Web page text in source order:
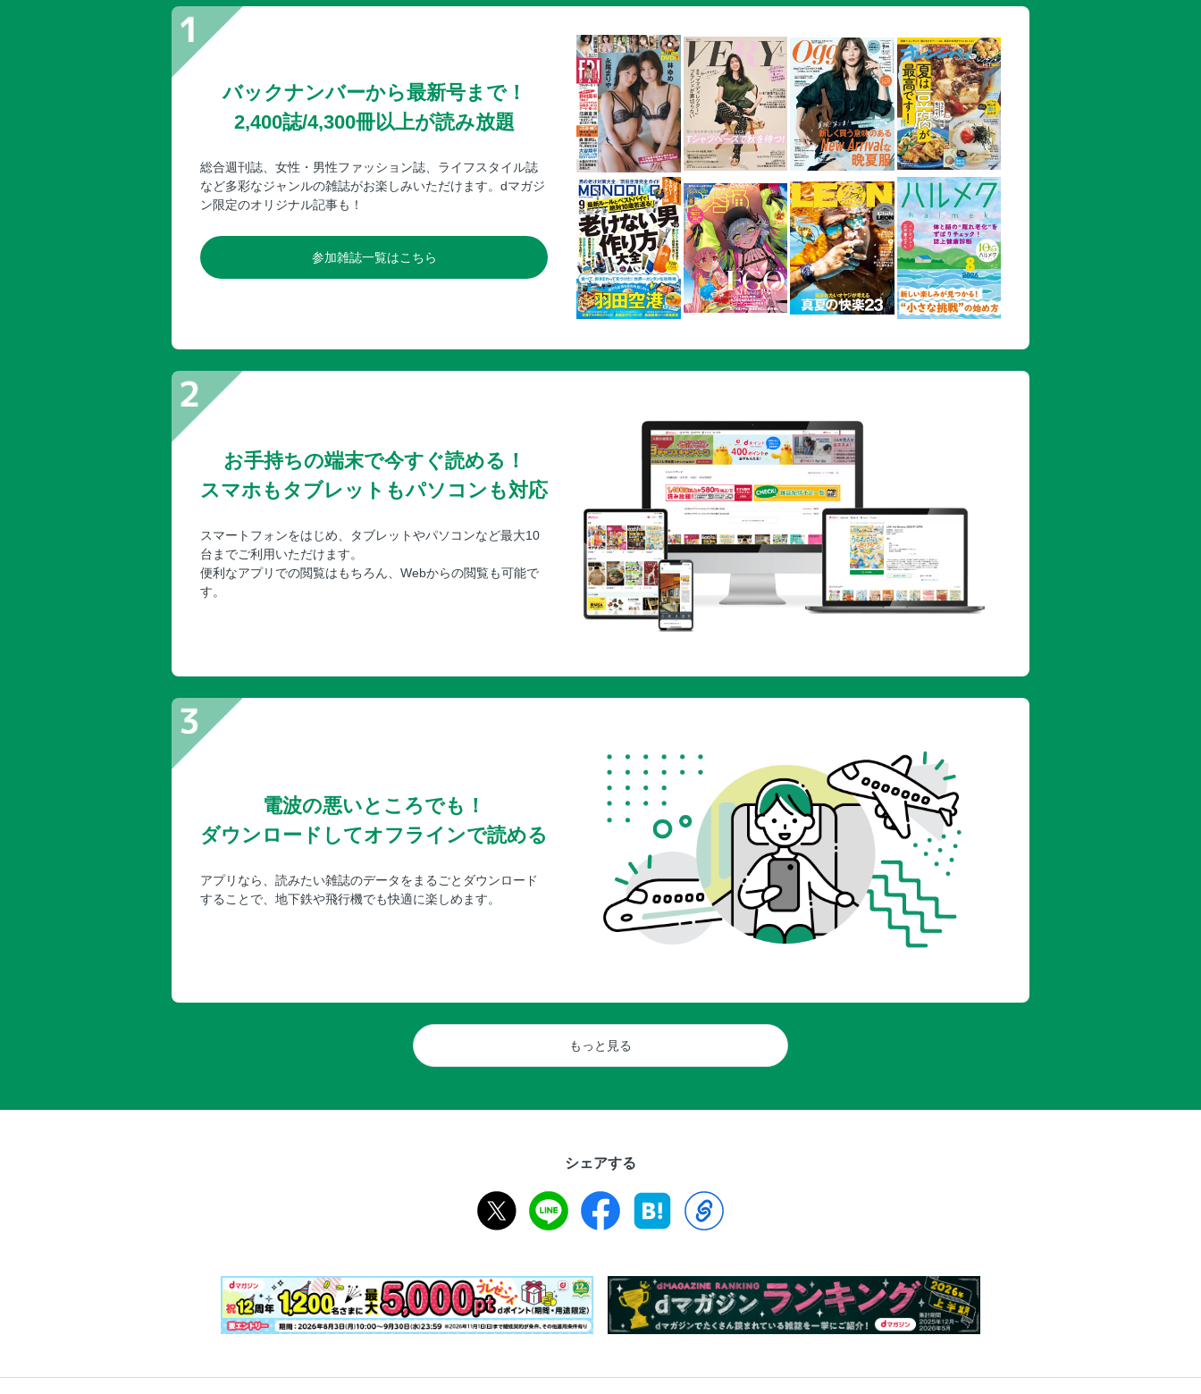
バックナンバーから最新号まで！
2,400誌/4,300冊以上が読み放題
総合週刊誌、女性・男性ファッション誌、ライフスタイル誌
など多彩なジャンルの雑誌がお楽しみいただけます。dマガジ
ン限定のオリジナル記事も！
参加雑誌一覧はこちら
お手持ちの端末で今すぐ読める！
スマホもタブレットもパソコンも対応
スマートフォンをはじめ、タブレットやパソコンなど最大10
台までご利用いただけます。
便利なアプリでの閲覧はもちろん、Webからの閲覧も可能で
す。
電波の悪いところでも！
ダウンロードしてオフラインで読める
アプリなら、読みたい雑誌のデータをまるごとダウンロード
することで、地下鉄や飛行機でも快適に楽しめます。
もっと見る
シェアする